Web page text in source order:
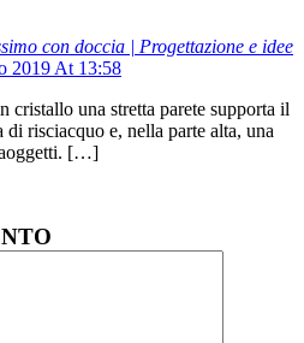
con doccia | Progettazione e idee
2019 At 13:58
una stretta parete supporta il
di risciacquo e, nella parte alta, una
[…]